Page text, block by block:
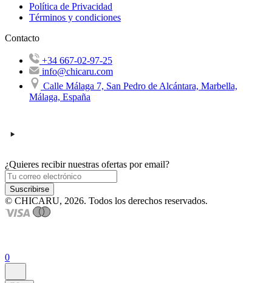
Política de Privacidad
Términos y condiciones
Contacto
+34 667-02-97-25
info@chicaru.com
Calle Málaga 7, San Pedro de Alcántara, Marbella,
Málaga, España
¿Quieres recibir nuestras ofertas por email?
Suscribirse
© CHICARU, 2026. Todos los derechos reservados.
0